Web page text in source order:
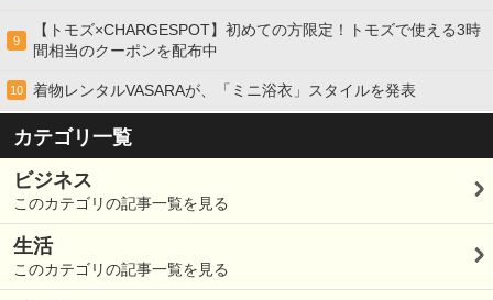
9
【トモズ×CHARGESPOT】初めての方限定！トモズで使える3時
間相当のクーポンを配布中
10 着物レンタルVASARAが、「ミニ浴衣」スタイルを発表
カテゴリ一覧
ビジネス
このカテゴリの記事一覧を見る
生活
このカテゴリの記事一覧を見る